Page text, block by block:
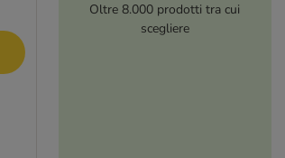
Oltre 8.000 prodotti tra cui
scegliere